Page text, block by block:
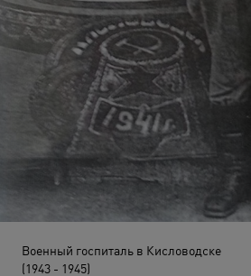
Военный госпиталь в Кисловодске
(1943 - 1945)